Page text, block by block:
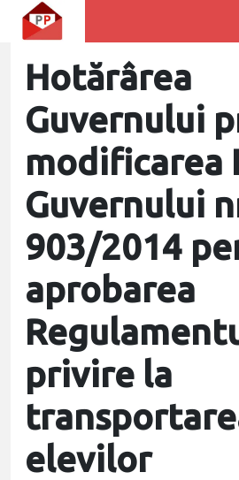
Hotărârea
Guvernului
modificarea
Guvernului
903/2014
aprobarea
privire la
elevilor